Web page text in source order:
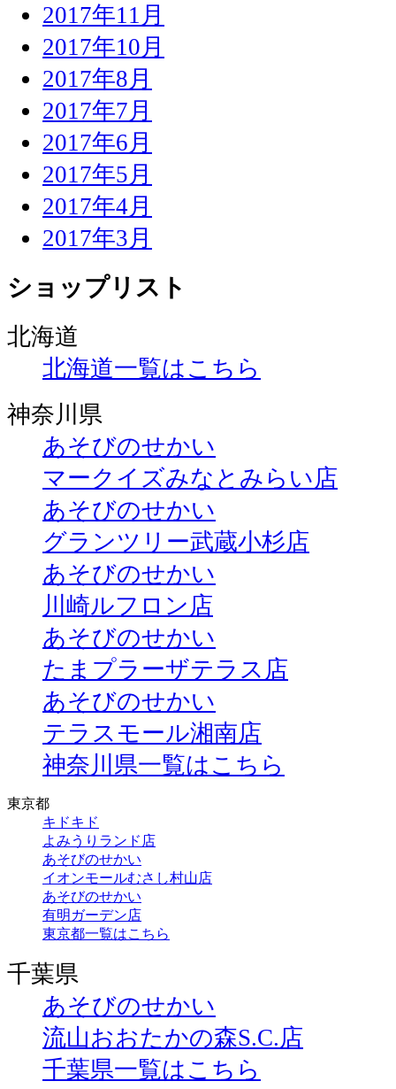
2017年11月
2017年10月
2017年8月
2017年7月
2017年6月
2017年5月
2017年4月
2017年3月
ショップリスト
北海道
北海道一覧はこちら
神奈川県
あそびのせかい
マークイズみなとみらい店
あそびのせかい
グランツリー武蔵小杉店
あそびのせかい
川崎ルフロン店
あそびのせかい
たまプラーザテラス店
あそびのせかい
テラスモール湘南店
神奈川県一覧はこちら
東京都
キドキド
よみうりランド店
あそびのせかい
イオンモールむさし村山店
あそびのせかい
有明ガーデン店
東京都一覧はこちら
千葉県
あそびのせかい
流山おおたかの森S.C.店
千葉県一覧はこちら